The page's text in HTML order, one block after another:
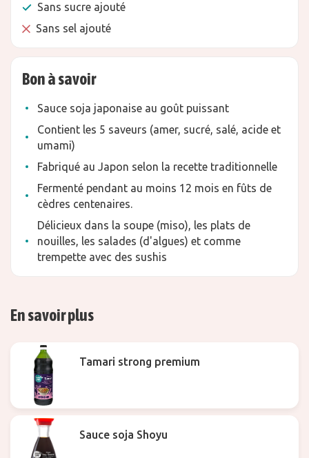
Sans sucre ajouté
Sans sel ajouté
Bon à savoir
Sauce soja japonaise au goût puissant
Contient les 5 saveurs (amer, sucré, salé, acide et
umami)
Fabriqué au Japon selon la recette traditionnelle
Fermenté pendant au moins 12 mois en fûts de
cèdres centenaires.
Délicieux dans la soupe (miso), les plats de
nouilles, les salades (d'algues) et comme
trempette avec des sushis
En savoir plus
Tamari strong premium
Sauce soja Shoyu